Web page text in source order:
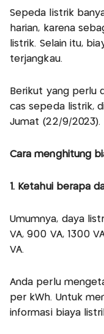
Sepeda listrik
harian, karena
listrik. Selain itu,
terjangkau.
Berikut yang perlu
cas sepeda listrik,
Jumat (22/9/2023).
Cara menghitung
1. Ketahui berapa
Umumnya, daya
VA, 900 VA, 1300
VA.
Anda perlu
per kWh. Untuk
informasi biaya